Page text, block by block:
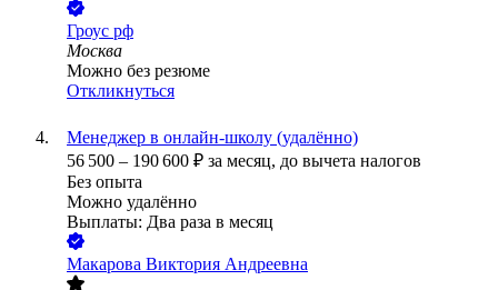
Гроус рф
Москва
Можно без резюме
Откликнуться
Менеджер в онлайн-школу (удалённо)
56 500 – 190 600 ₽ за месяц, до вычета налогов
Без опыта
Можно удалённо
Выплаты: Два раза в месяц
Макарова Виктория Андреевна